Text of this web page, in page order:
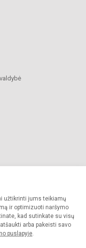
užtikrinti jums teikiamų
ir optimizuoti naršymo
kad sutinkate su visų
arba pakeisti savo
puslapyje.
Visos teisės saugomos.
sutikimo griežtai draudžiama.
valdymas